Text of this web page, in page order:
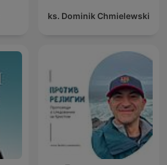
ks. Dominik Chmielewski